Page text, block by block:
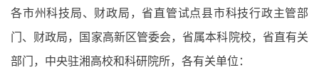
各市州科技局、财政局，省直管试点县市科技行政主管部
门、财政局，国家高新区管委会，省属本科院校，省直有关
部门，中央驻湘高校和科研院所，各有关单位：